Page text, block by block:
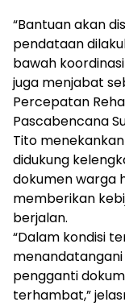
“Bantuan akan
pendataan
bawah
juga menjabat
Percepatan
Pascabencana
Tito
didukung
dokumen warga
memberikan
berjalan.
“Dalam kondisi
pengganti
terhambat,”